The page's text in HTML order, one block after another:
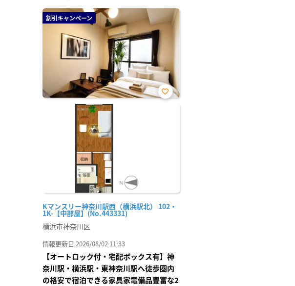
割引キャンペーン
Kマンスリー神奈川駅西（横浜駅北） 102・
1K-【中部屋】(No.443331)
お気
横浜市神奈川区
情報更新日 2026/08/02 11:33
【オートロック付・宅配ボックス有】神
奈川駅・横浜駅・東神奈川駅へ徒歩圏内
の格安で宿泊できる家具家電備品豊富な2